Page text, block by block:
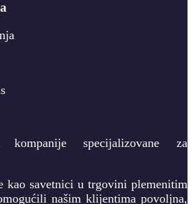
kao savetnici u trgovini plemenitim
našim klijentima povoljna,